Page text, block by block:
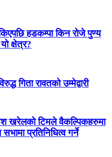
हडकम्पा किन रोजे पुण्य
क्षेत्र?
गिता रावतको उम्मेद्वारी
खरेलको टिमले वैकल्पिकहरुमा
प्रतिनिधित्व गर्ने